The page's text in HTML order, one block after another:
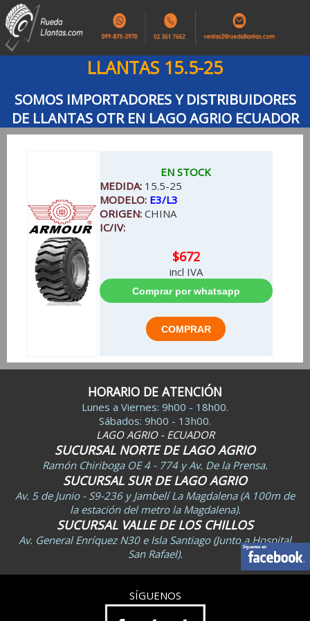
LLANTAS 15.5-25
SOMOS IMPORTADORES Y DISTRIBUIDORES
DE LLANTAS OTR EN LAGO AGRIO ECUADOR
EN STOCK
MEDIDA: 15.5-25
MODELO: E3/L3
ORIGEN: CHINA
IC/IV:
$672
incl IVA
HORARIO DE ATENCIÓN
Lunes a Viernes: 9h00 - 18h00.
Sábados: 9h00 - 13h00.
LAGO AGRIO - ECUADOR
SUCURSAL NORTE DE LAGO AGRIO
Ramón Chiriboga OE 4 - 774 y Av. De la Prensa.
SUCURSAL SUR DE LAGO AGRIO
Av. 5 de Junio - S9-236 y Jambelí La Magdalena (A 100m de
la estación del metro la Magdalena).
SUCURSAL VALLE DE LOS CHILLOS
Av. General Enríquez N30 e Isla Santiago (Junto a Hospital
San Rafael).
SÍGUENOS